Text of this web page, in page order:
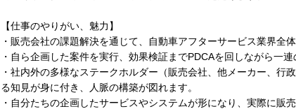
【仕事のやりがい、魅力】
・販売会社の課題解決を通じて、自動車アフターサービス業界全
・自ら企画した案件を実行、効果検証までPDCAを回しながら一
・社内外の多様なステークホルダー（販売会社、他メーカー、行
る知見が身に付き、人脈の構築が図れます。
・自分たちの企画したサービスやシステムが形になり、実際に販